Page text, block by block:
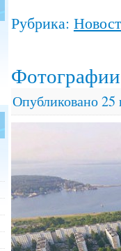
Рубрика:
Опубликовано25